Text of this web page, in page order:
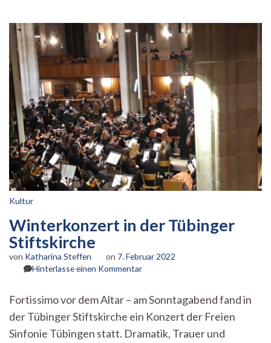
Kultur
Winterkonzert in der Tübinger
Stiftskirche
von Katharina Steffen on 7. Februar 2022
Hinterlasse einen Kommentarzu
der
Tübinger
Stiftskirche
Fortissimo vor dem Altar – am Sonntagabend fand in
der Tübinger Stiftskirche ein Konzert der Freien
Sinfonie Tübingen statt. Dramatik, Trauer und